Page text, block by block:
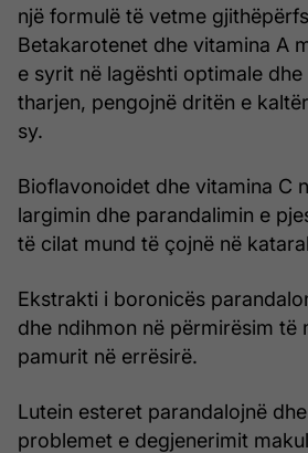
një formulë të vetme
Betakarotenet dhe vitamina A
e syrit në lagështi optimale
tharjen, pengojnë dritën e
sy.
Bioflavonoidet dhe vitamina C
largimin dhe parandalimin e
të cilat mund të çojnë në
Ekstrakti i boronicës
dhe ndihmon në përmirësim të
pamurit në errësirë.
Lutein esteret parandalojnë
problemet e degjenerimit